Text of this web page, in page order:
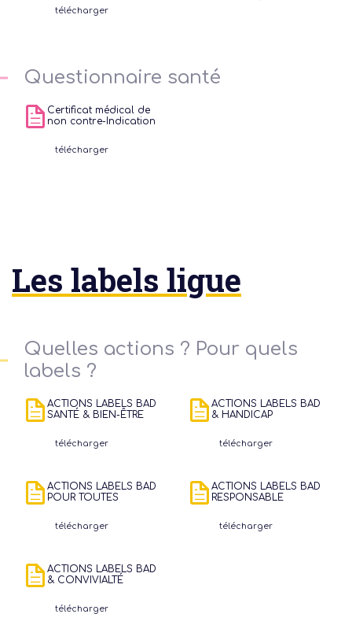
télécharger
Questionnaire santé
Certificat médical de
non contre-Indication
télécharger
Les labels ligue
Quelles actions ? Pour quels
labels ?
ACTIONS LABELS BAD
SANTÉ & BIEN-ÊTRE
télécharger
ACTIONS LABELS BAD
& HANDICAP
télécharger
ACTIONS LABELS BAD
POUR TOUTES
télécharger
ACTIONS LABELS BAD
RESPONSABLE
télécharger
ACTIONS LABELS BAD
& CONVIVIALTÉ
télécharger